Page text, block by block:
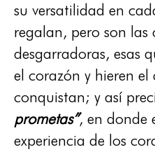
su versatilidad en
regalan, pero son las
desgarradoras, esas
el corazón y hieren el
conquistan; y así
prometas”, en donde
experiencia de los